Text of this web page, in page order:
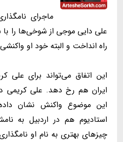
ماجرای
علی دایی موجی از شوخی‌ها را با
راه انداخت و البته خود او
این اتفاق می‌تواند برای علی
ایران هم رخ دهد. علی کریمی در
این موضوع واکنش نشان
استادیوم هم در اردبیل به
چیزهای بهتری به نام او